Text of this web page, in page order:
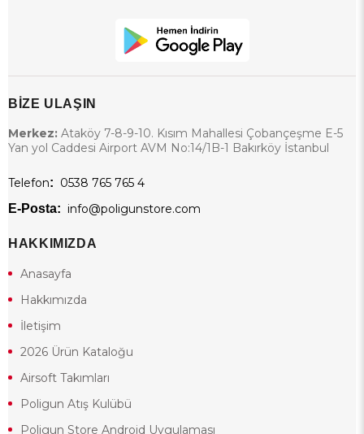
BİZE ULAŞIN
Merkez: Ataköy 7-8-9-10. Kısım Mahallesi Çobançeşme E-5
Yan yol Caddesi Airport AVM No:14/1B-1 Bakırköy İstanbul
Telefon: 0538 765 765 4
E-Posta: info@poligunstore.com
HAKKIMIZDA
Anasayfa
Hakkımızda
İletişim
2026 Ürün Kataloğu
Airsoft Takımları
Poligun Atış Kulübü
Poligun Store Android Uygulaması